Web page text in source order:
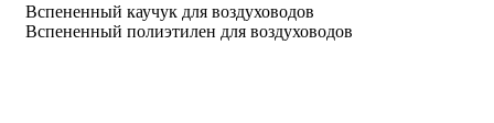
Вспененный каучук для воздуховодов
Вспененный полиэтилен для воздуховодов